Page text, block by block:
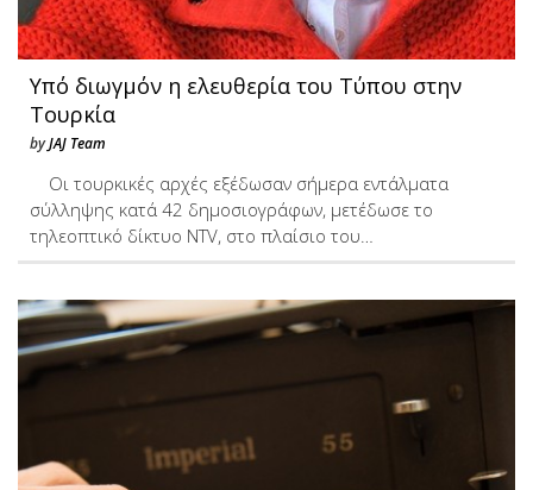
Υπό διωγμόν η ελευθερία του Τύπου στην
Τουρκία
byJAJ Team
Οι τουρκικές αρχές εξέδωσαν σήμερα εντάλματα
σύλληψης κατά 42 δημοσιογράφων, μετέδωσε το
τηλεοπτικό δίκτυο NTV, στο πλαίσιο του…